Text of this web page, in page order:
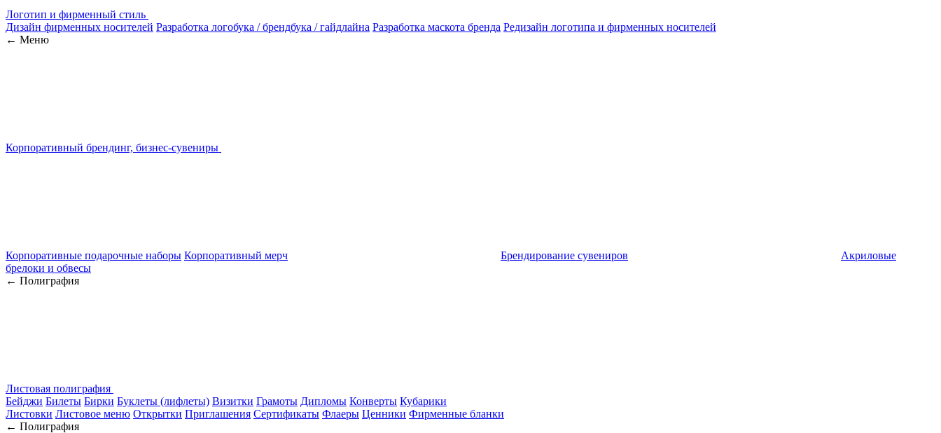
Логотип и фирменный стиль
Дизайн фирменных носителей Разработка логобука / брендбука / гайдлайна Разработка маскота бренда Редизайн логотипа и фирменных носителей
← Меню
Корпоративный брендинг, бизнес-сувениры
Корпоративные подарочные наборы Корпоративный мерч Брендирование сувениров
Акриловые
брелоки и обвесы
← Полиграфия
Листовая полиграфия
Бейджи Билеты Бирки Буклеты (лифлеты) Визитки Грамоты Дипломы Конверты Кубарики
Листовки Листовое меню Открытки Приглашения Сертификаты Флаеры Ценники Фирменные бланки
← Полиграфия